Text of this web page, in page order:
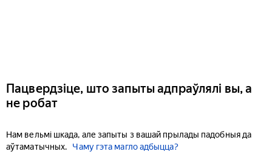
Пацвердзіце, што запыты адпраўлялі вы, а
не робат
Нам вельмі шкада, але запыты з вашай прылады падобныя да
аўтаматычных.
Чаму гэта магло адбыцца?